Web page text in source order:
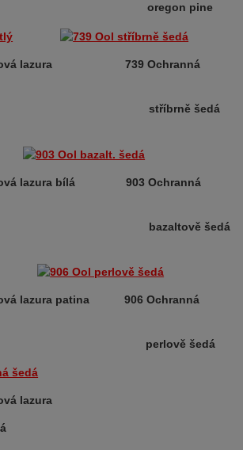
oregon pine
lazura 739 Ochranná
stříbrně šedá
lazura bílá 903 Ochranná
šedá
lazura patina 906 Ochranná
šedá
lazura